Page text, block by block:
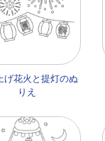
げ花火と提灯のぬ
りえ